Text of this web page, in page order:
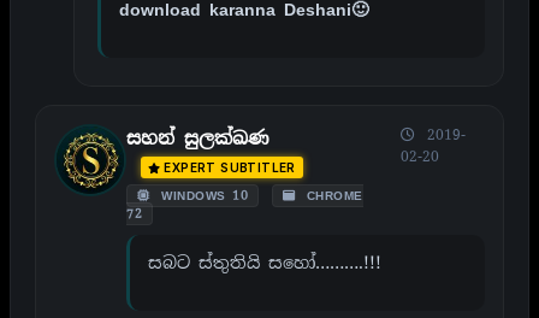
download karanna Deshani🙂
සහන් සුලක්ඛණ
EXPERT SUBTITLER
WINDOWS 10
CHROME
72
2019-
02-20
සබට ස්තුතියි සහෝ……….!!!